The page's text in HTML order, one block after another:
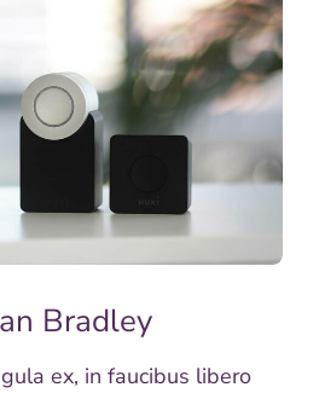
Bradley
ex, in faucibus libero